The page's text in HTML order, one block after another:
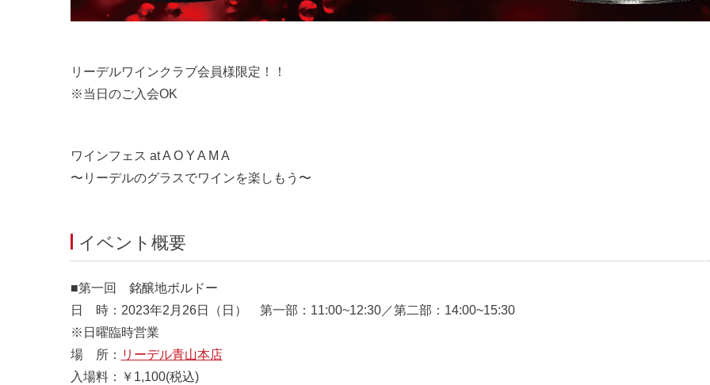
リーデルワインクラブ会員様限定！！
※当日のご入会OK
ワインフェス at A O Y A M A
〜リーデルのグラスでワインを楽しもう〜
イベント概要
■第一回 銘醸地ボルドー
日 時：2023年2月26日（日） 第一部：11:00~12:30／第二部：14:00~15:30
※日曜臨時営業
場 所： リーデル青山本店
入場料：￥1,100(税込)